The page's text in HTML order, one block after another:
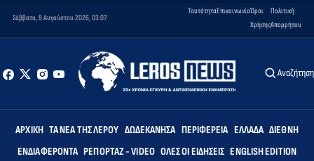
Σάββατο, 8 Αυγούστου 2026, 03:07
ΤαυτότηταΕπικοινωνίαΌροι
Χρήσης
Πολιτική
Απορρήτου
Αναζήτηση
ΑΡΧΙΚΉ ΤΑ ΝΈΑ ΤΗΣ ΛΈΡΟΥ ΔΩΔΕΚΆΝΗΣΑ ΠΕΡΙΦΈΡΕΙΑ ΕΛΛΆΔΑ ΔΙΕΘΝΉ
ΕΝΔΙΑΦΈΡΟΝΤΑ ΡΕΠΟΡΤΆΖ - VIDEO ΌΛΕΣ ΟΙ ΕΙΔΉΣΕΙΣ ENGLISH EDITION